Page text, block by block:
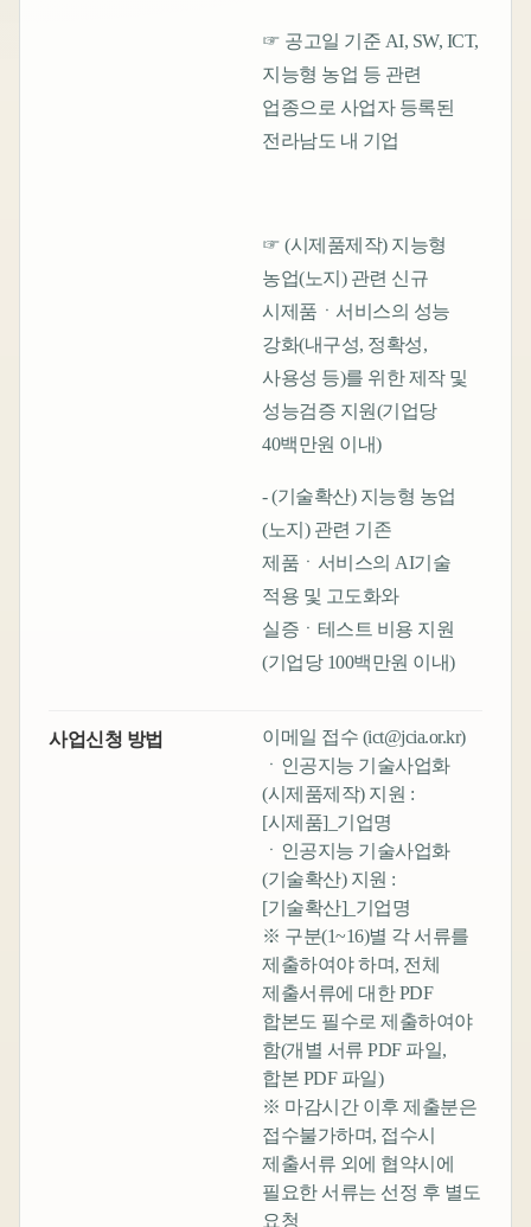
☞ 공고일 기준 AI, SW, ICT,
지능형 농업 등 관련
업종으로 사업자 등록된
전라남도 내 기업
☞ (시제품제작) 지능형
농업(노지) 관련 신규
시제품ㆍ서비스의 성능
강화(내구성, 정확성,
사용성 등)를 위한 제작 및
성능검증 지원(기업당
40백만원 이내)
- (기술확산) 지능형 농업
(노지) 관련 기존
제품ㆍ서비스의 AI기술
적용 및 고도화와
실증ㆍ테스트 비용 지원
(기업당 100백만원 이내)
사업신청 방법
이메일 접수 (ict@jcia.or.kr)
ㆍ인공지능 기술사업화
(시제품제작) 지원 :
[시제품]_기업명
ㆍ인공지능 기술사업화
(기술확산) 지원 :
[기술확산]_기업명
※ 구분(1~16)별 각 서류를
제출하여야 하며, 전체
제출서류에 대한 PDF
합본도 필수로 제출하여야
함(개별 서류 PDF 파일,
합본 PDF 파일)
※ 마감시간 이후 제출분은
접수불가하며, 접수시
제출서류 외에 협약시에
필요한 서류는 선정 후 별도
요청